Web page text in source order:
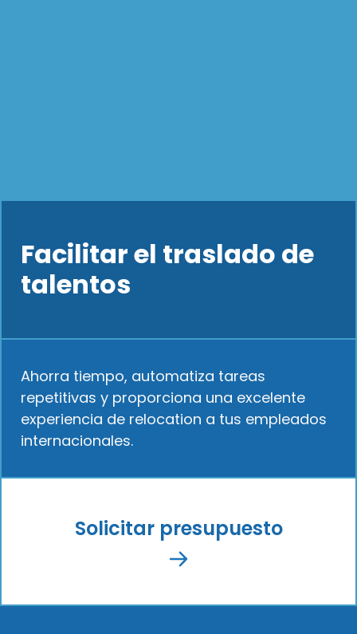
Facilitar el traslado de
talentos
Ahorra tiempo, automatiza tareas
repetitivas y proporciona una excelente
experiencia de relocation a tus empleados
internacionales.
Solicitar presupuesto